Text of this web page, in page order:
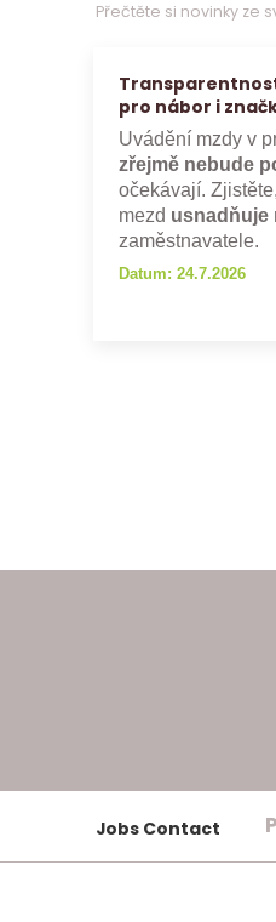
Přečtěte si novinky ze
pro nábor i
Uvádění mzdy v
zřejmě nebude
očekávají.
mezd usnadňuje
zaměstnavatele.
Datum: 24.7.2026
Jobs Contact